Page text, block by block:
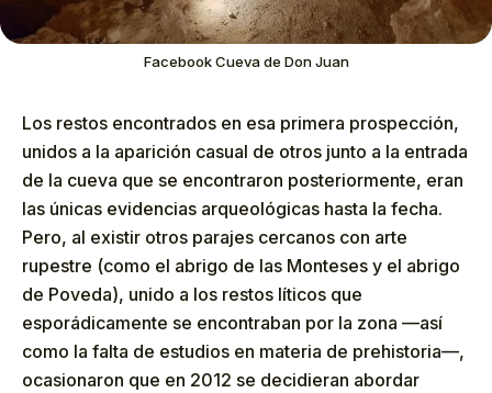
Facebook Cueva de Don Juan
Los restos encontrados en esa primera prospección,
unidos a la aparición casual de otros junto a la entrada
de la cueva que se encontraron posteriormente, eran
las únicas evidencias arqueológicas hasta la fecha.
Pero, al existir otros parajes cercanos con arte
rupestre (como el abrigo de las Monteses y el abrigo
de Poveda), unido a los restos líticos que
esporádicamente se encontraban por la zona —así
como la falta de estudios en materia de prehistoria—,
ocasionaron que en 2012 se decidieran abordar